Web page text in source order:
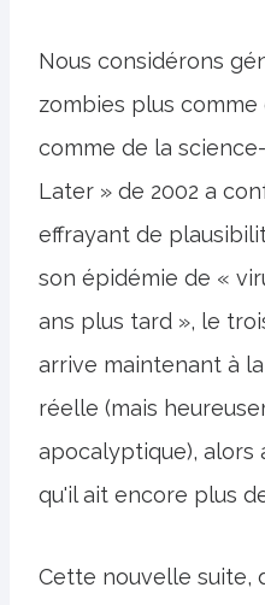
Nous considérons
zombies plus
comme de la
Later » de 2002 a
effrayant de
son épidémie de «
ans plus tard », le
arrive maintenant à
réelle (mais
apocalyptique), alors
qu'il ait encore plus
Cette nouvelle suite,